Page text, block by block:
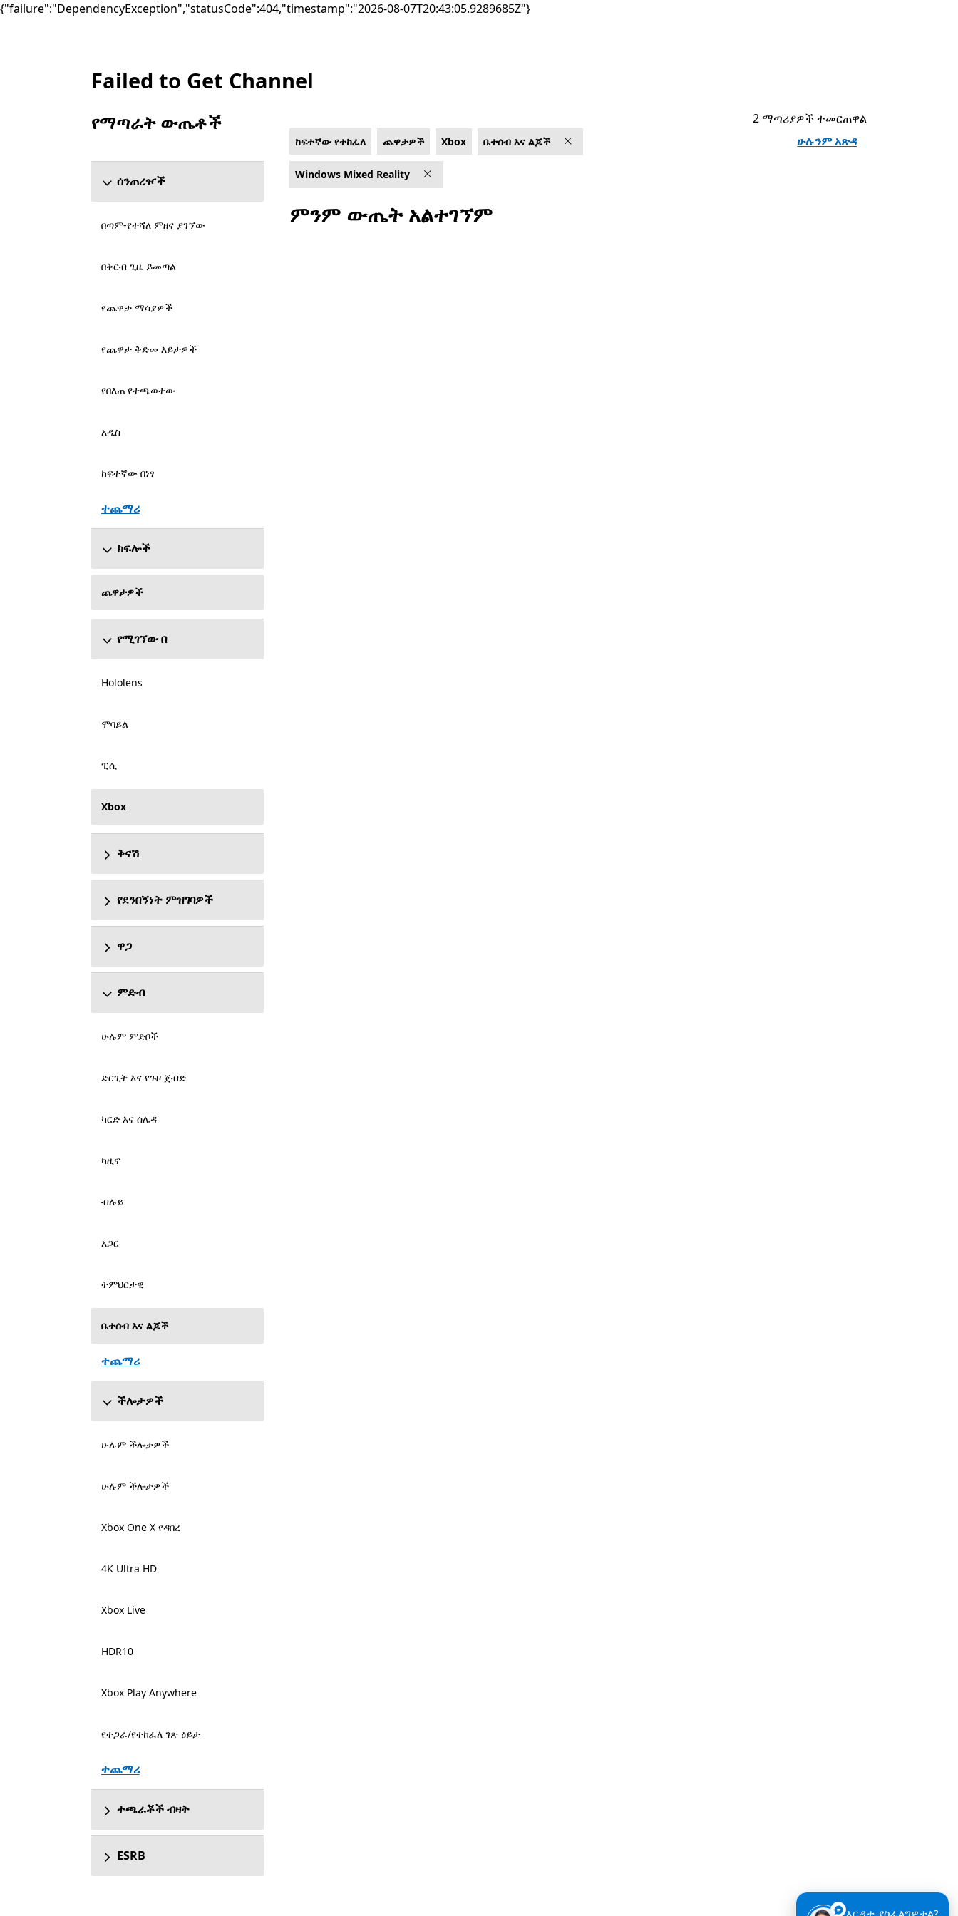
{"failure":"DependencyException","statusCode":404,"timestamp":"2026-08-07T20:43:05.9289685Z"}
List Microsoft.com
Failed to Get Channel
የማጣራት ውጤቶች
ሰንጠረዦች
በጣም-የተሻለ ምዘና ያገኘው
በቅርብ ጊዜ ይመጣል
የጨዋታ ማሳያዎች
የጨዋታ ቅድመ እይታዎች
የበለጠ የተጫወተው
አዲስ
ከፍተኛው በነፃ
ተጨማሪ
ክፍሎች
ጨዋታዎች
የሚገኘው በ
Hololens
ሞባይል
ፒሲ
Xbox
ቅናሽ
የደንበኝነት ምዝገባዎች
ዋጋ
ምድብ
ሁሉም ምድቦች
ድርጊት እና የጉዞ ጀብድ
ካርድ እና ሰሌዳ
ካዚኖ
ብሉይ
አጋር
ትምህርታዊ
ቤተሰብ እና ልጆች
ተጨማሪ
ችሎታዎች
ሁሉም ችሎታዎች
ሁሉም ችሎታዎች
Xbox One X የዳበረ
4K Ultra HD
Xbox Live
HDR10
Xbox Play Anywhere
የተጋራ/የተከፈለ ገጽ ዕይታ
ተጨማሪ
ተጫራቾች ብዛት
ESRB
ከፍተኛው የተከፈለ ጨዋታዎች Xbox ቤተሰብ እና ልጆች
Windows Mixed Reality
2 ማጣሪያዎች ተመርጠዋል
ሁሉንም አጽዳ
ምንም ውጤት አልተገኘም
እርዳታ ያስፈልግዎታል?